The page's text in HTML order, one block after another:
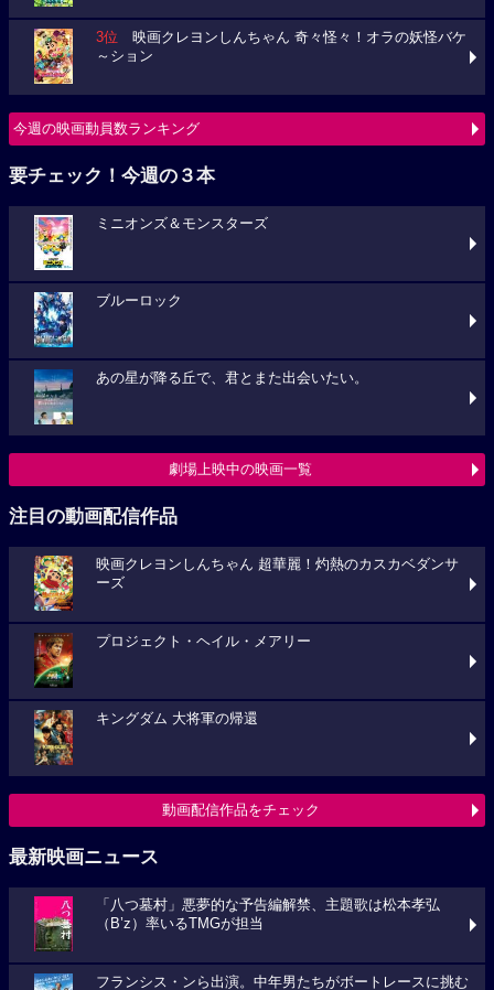
3位 映画クレヨンしんちゃん 奇々怪々！オラの妖怪バケ
～ション
今週の映画動員数ランキング
要チェック！今週の３本
ミニオンズ＆モンスターズ
ブルーロック
あの星が降る丘で、君とまた出会いたい。
劇場上映中の映画一覧
注目の動画配信作品
映画クレヨンしんちゃん 超華麗！灼熱のカスカベダンサ
ーズ
プロジェクト・ヘイル・メアリー
キングダム 大将軍の帰還
動画配信作品をチェック
最新映画ニュース
「八つ墓村」悪夢的な予告編解禁、主題歌は松本孝弘
（B’z）率いるTMGが担当
フランシス・ンら出演。中年男たちがボートレースに挑む